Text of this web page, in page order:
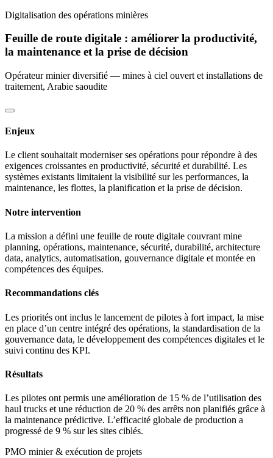
Digitalisation des opérations minières
Feuille de route digitale : améliorer la productivité,
la maintenance et la prise de décision
Opérateur minier diversifié — mines à ciel ouvert et installations de
traitement, Arabie saoudite
Enjeux
Le client souhaitait moderniser ses opérations pour répondre à des
exigences croissantes en productivité, sécurité et durabilité. Les
systèmes existants limitaient la visibilité sur les performances, la
maintenance, les flottes, la planification et la prise de décision.
Notre intervention
La mission a défini une feuille de route digitale couvrant mine
planning, opérations, maintenance, sécurité, durabilité, architecture
data, analytics, automatisation, gouvernance digitale et montée en
compétences des équipes.
Recommandations clés
Les priorités ont inclus le lancement de pilotes à fort impact, la mise
en place d’un centre intégré des opérations, la standardisation de la
gouvernance data, le développement des compétences digitales et le
suivi continu des KPI.
Résultats
Les pilotes ont permis une amélioration de 15 % de l’utilisation des
haul trucks et une réduction de 20 % des arrêts non planifiés grâce à
la maintenance prédictive. L’efficacité globale de production a
progressé de 9 % sur les sites ciblés.
PMO minier & exécution de projets